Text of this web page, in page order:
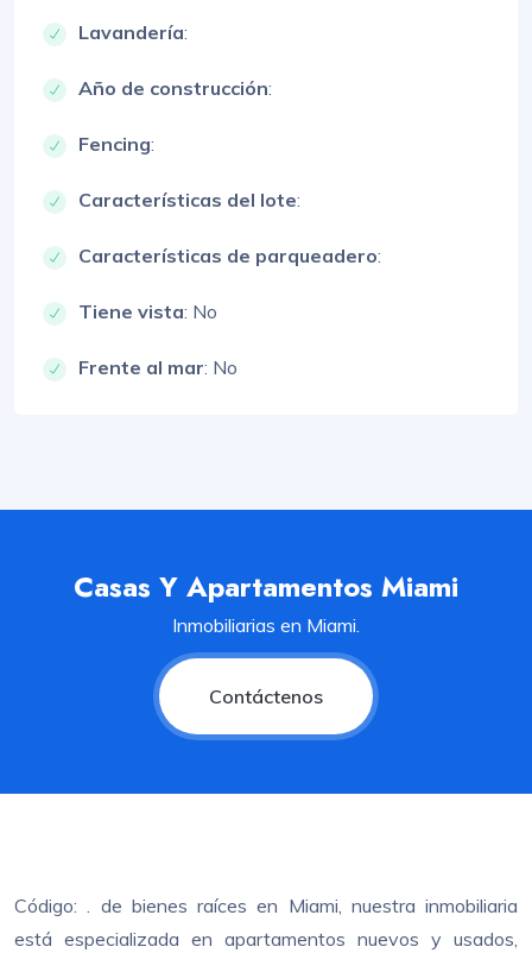
Lavandería:
Año de construcción:
Fencing:
Características del lote:
Características de parqueadero:
Tiene vista: No
Frente al mar: No
Casas Y Apartamentos Miami
Inmobiliarias en Miami.
Contáctenos
Código: . de bienes raíces en Miami, nuestra inmobiliaria
está especializada en apartamentos nuevos y usados,